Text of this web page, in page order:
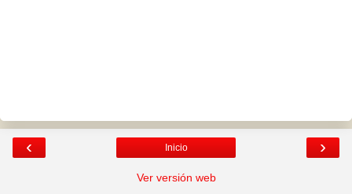
‹ ›
Inicio
Ver versión web